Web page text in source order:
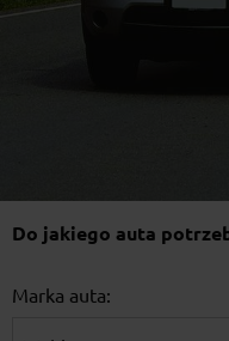
Do jakiego auta
Marka auta: